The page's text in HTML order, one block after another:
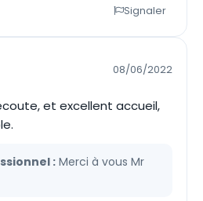
Signaler
08/06/2022
et excellent accueil,
: Merci à vous Mr